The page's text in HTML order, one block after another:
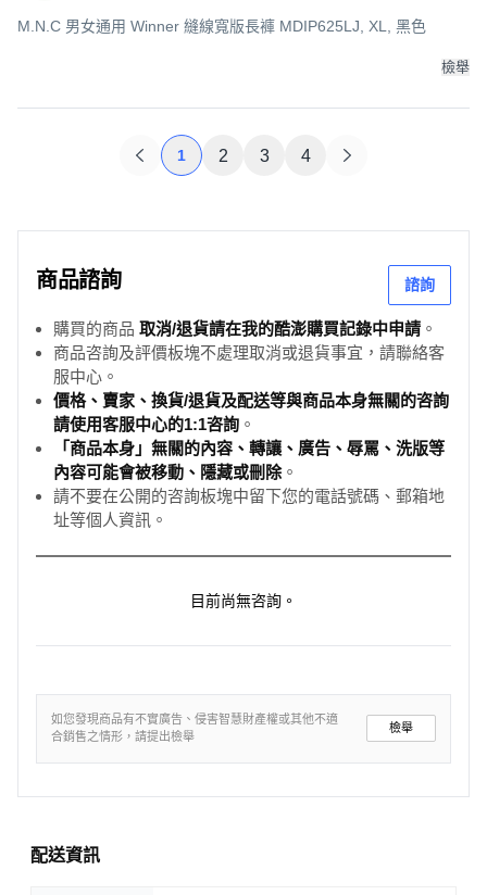
M.N.C 男女通用 Winner 縫線寬版長褲 MDIP625LJ, XL, 黑色
檢舉
1 2 3 4
商品諮詢 諮詢
購買的商品 取消/退貨請在我的酷澎購買記錄中申請 。
商品咨詢及評價板塊不處理取消或退貨事宜，請聯絡客
服中心。
價格、賣家、換貨/退貨及配送等與商品本身無關的咨詢
請使用客服中心的1:1咨詢 。
「商品本身」無關的內容、轉讓、廣告、辱罵、洗版等
內容可能會被移動、隱藏或刪除。
請不要在公開的咨詢板塊中留下您的電話號碼、郵箱地
址等個人資訊。
目前尚無咨詢。
如您發現商品有不實廣告、侵害智慧財產權或其他不適
合銷售之情形，請提出檢舉
檢舉
配送資訊